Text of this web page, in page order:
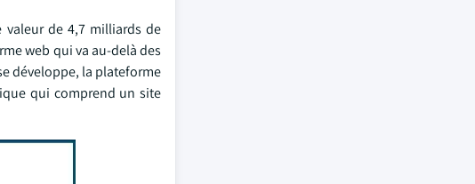
de 4,7 milliards de
web qui va au-delà des
développe, la plateforme
qui comprend un site